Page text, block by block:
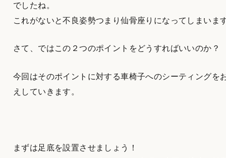
でしたね。
これがないと不良姿勢つまり仙骨座りになってしまいま
さて、ではこの２つのポイントをどうすればいいのか？
今回はそのポイントに対する車椅子へのシーティングを
えしていきます。
まずは足底を設置させましょう！